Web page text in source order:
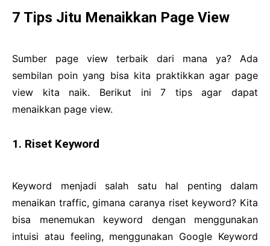
7 Tips Jitu Menaikkan Page View
Sumber page view terbaik dari mana ya? Ada
sembilan poin yang bisa kita praktikkan agar page
view kita naik. Berikut ini 7 tips agar dapat
menaikkan page view.
1. Riset Keyword
Keyword menjadi salah satu hal penting dalam
menaikan traffic, gimana caranya riset keyword? Kita
bisa menemukan keyword dengan menggunakan
intuisi atau feeling, menggunakan Google Keyword